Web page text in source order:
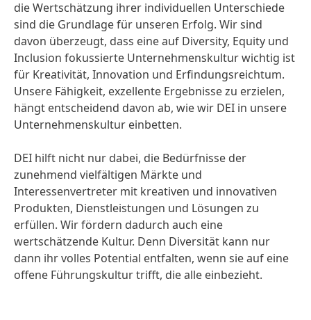
die Wertschätzung ihrer individuellen Unterschiede
sind die Grundlage für unseren Erfolg. Wir sind
davon überzeugt, dass eine auf Diversity, Equity und
Inclusion fokussierte Unternehmenskultur wichtig ist
für Kreativität, Innovation und Erfindungsreichtum.
Unsere Fähigkeit, exzellente Ergebnisse zu erzielen,
hängt entscheidend davon ab, wie wir DEI in unsere
Unternehmenskultur einbetten.
DEI hilft nicht nur dabei, die Bedürfnisse der
zunehmend vielfältigen Märkte und
Interessenvertreter mit kreativen und innovativen
Produkten, Dienstleistungen und Lösungen zu
erfüllen. Wir fördern dadurch auch eine
wertschätzende Kultur. Denn Diversität kann nur
dann ihr volles Potential entfalten, wenn sie auf eine
offene Führungskultur trifft, die alle einbezieht.